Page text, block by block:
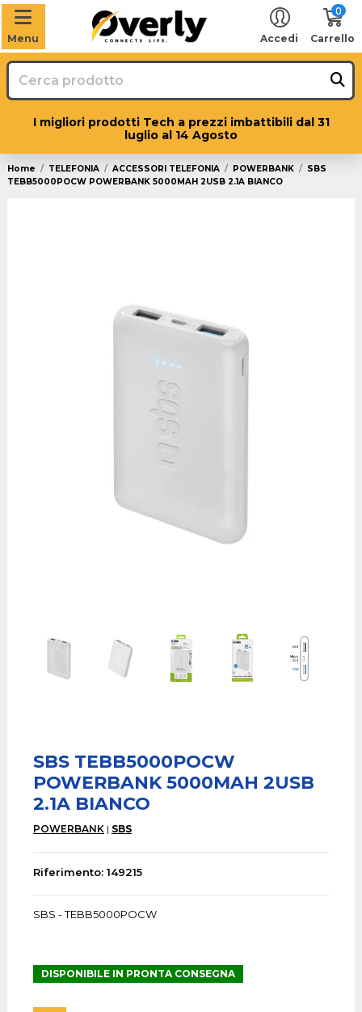
Menu Accedi
0
Carrello
I migliori prodotti Tech a prezzi imbattibili dal 31
luglio al 14 Agosto
Home TELEFONIA ACCESSORI TELEFONIA POWERBANK
SBS
TEBB5000POCW POWERBANK 5000MAH 2USB 2.1A BIANCO
SBS TEBB5000POCW
POWERBANK 5000MAH 2USB
2.1A BIANCO
POWERBANK SBS
Riferimento: 149215
SBS - TEBB5000POCW
DISPONIBILE IN PRONTA CONSEGNA